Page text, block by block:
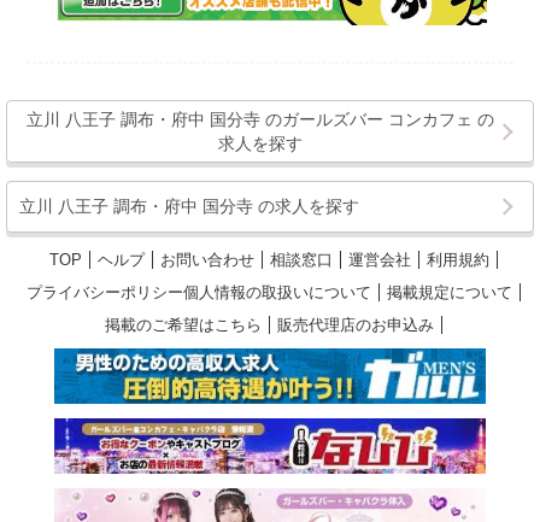
立川 八王子 調布・府中 国分寺 のガールズバー コンカフェ の
求人を探す
立川 八王子 調布・府中 国分寺 の求人を探す
TOP ヘルプ お問い合わせ 相談窓口 運営会社
利用規約
プライバシーポリシー個人情報の取扱いについて
掲載規定について
掲載のご希望はこちら
販売代理店のお申込み